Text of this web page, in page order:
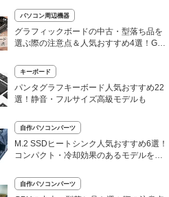
パソコン周辺機器
グラフィックボードの中古・型落ち品を
選ぶ際の注意点＆人気おすすめ4選！GeF
キーボード
パンタグラフキーボード人気おすすめ22
選！静音・フルサイズ高級モデルも
自作パソコンパーツ
M.2 SSDヒートシンク人気おすすめ6選！
コンパクト・冷却効果のあるモデルを紹
自作パソコンパーツ